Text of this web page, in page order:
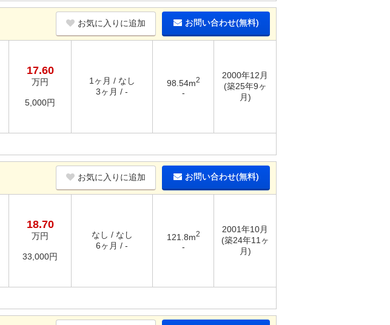
お気に入りに追加 お問い合わせ(無料)
17.60
万円
5,000円
1ヶ月 / なし
3ヶ月 / -
98.54m2
-
2000年12月
(築25年9ヶ
月)
お気に入りに追加 お問い合わせ(無料)
18.70
万円
33,000円
なし / なし
6ヶ月 / -
121.8m2
-
2001年10月
(築24年11ヶ
月)